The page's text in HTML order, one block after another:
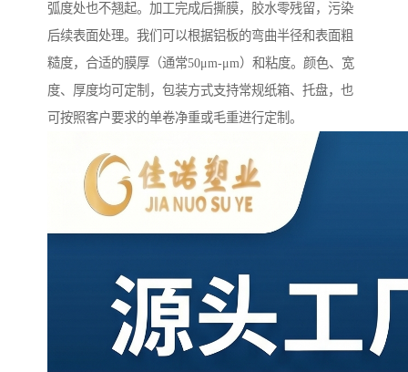
弧度处也不翘起。加工完成后撕膜，胶水零残留，污染
后续表面处理。我们可以根据铝板的弯曲半径和表面粗
糙度，合适的膜厚（通常50μm-μm）和粘度。颜色、宽
度、厚度均可定制，包装方式支持常规纸箱、托盘，也
可按照客户要求的单卷净重或毛重进行定制。